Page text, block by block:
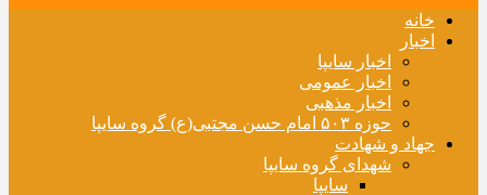
خانه
اخبار
اخبار سایپا
اخبار عمومی
اخبار مذهبی
حوزه ۵۰۳ امام حسن مجتبی(ع) گروه سایپا
جهاد و شهادت
شهدای گروه سایپا
سایپا